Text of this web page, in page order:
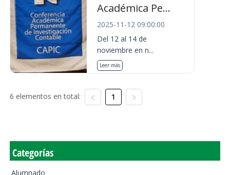
Académica Pe...
2025-11-12 09:00:00
Del 12 al 14 de
noviembre en n...
Leer más
6 elementos en total: 1
Categorías
Alumnado